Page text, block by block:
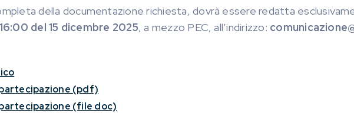
della documentazione richiesta, dovrà essere redatta
del 15 dicembre 2025, a mezzo PEC, all’indirizzo:
partecipazione (pdf)
partecipazione (file doc)